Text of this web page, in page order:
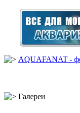
AQUAFANAT -
Галереи